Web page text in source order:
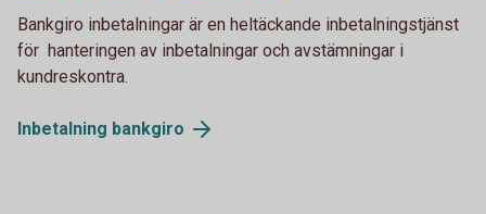
Bankgiro inbetalningar är en heltäckande inbetalningstjänst
för hanteringen av inbetalningar och avstämningar i
kundreskontra.
Inbetalning bankgiro